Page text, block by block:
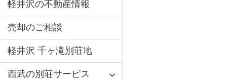
軽井沢の不動産情報
売却のご相談
軽井沢 千ヶ滝別荘地
西武の別荘サービス